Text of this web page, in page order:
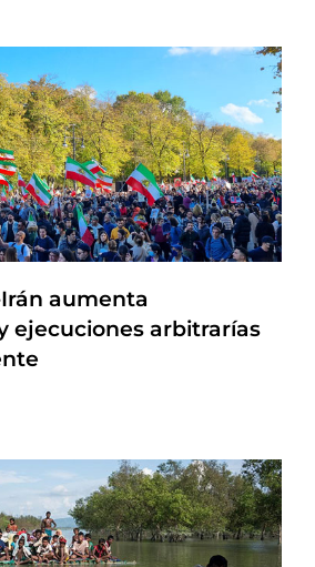
aumenta
ejecuciones arbitrarías